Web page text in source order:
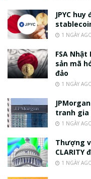
JPYC
1 NGÀY
FSA
sản mã
đảo
1 NGÀY
tranh gia
1 NGÀY
Thượng
CLARITY
1 NGÀY